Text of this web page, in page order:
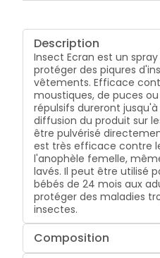
Description
Insect Ecran est un
protéger des piqures
vêtements. Efficace
moustiques, de puces
répulsifs dureront
diffusion du produit sur
être pulvérisé
est très efficace contre
l'anophèle femelle,
lavés. Il peut être utilisé
bébés de 24 mois aux
protéger des maladies
insectes.
Composition